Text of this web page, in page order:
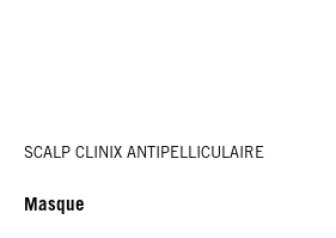
SCALP CLINIX ANTIPELLICULAIRE
Masque